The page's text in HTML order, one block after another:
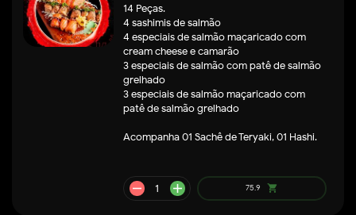
14 Peças.
4 sashimis de salmão
4 especiais de salmão maçaricado com
cream cheese e camarão
3 especiais de salmão com patê de salmão
grelhado
3 especiais de salmão maçaricado com
patê de salmão grelhado
Acompanha 01 Sachê de Teryaki, 01 Hashi.